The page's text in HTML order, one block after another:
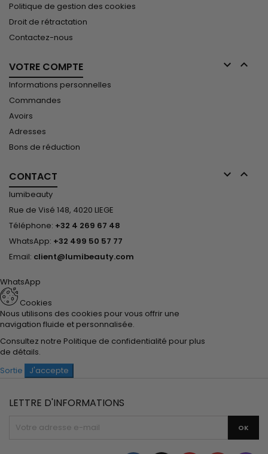
Politique de gestion des cookies
Droit de rétractation
Contactez-nous
VOTRE COMPTE  
Informations personnelles
Commandes
Avoirs
Adresses
Bons de réduction
CONTACT  
lumibeauty
Rue de Visé 148, 4020 LIEGE
Téléphone: +32 4 269 67 48
WhatsApp: +32 499 50 57 77
Email: client@lumibeauty.com
WhatsApp
Cookies
Nous utilisons des cookies pour vous offrir une
navigation fluide et personnalisée.
Consultez notre Politique de confidentialité pour plus
de détails.
Sortie
J'accepte
LETTRE D'INFORMATIONS